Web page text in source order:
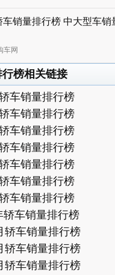
销量排行榜 中大型车销
车网
榜相关链接
车销量排行榜
车销量排行榜
车销量排行榜
车销量排行榜
车销量排行榜
车销量排行榜
车销量排行榜
轿车销量排行榜
轿车销量排行榜
轿车销量排行榜
轿车销量排行榜